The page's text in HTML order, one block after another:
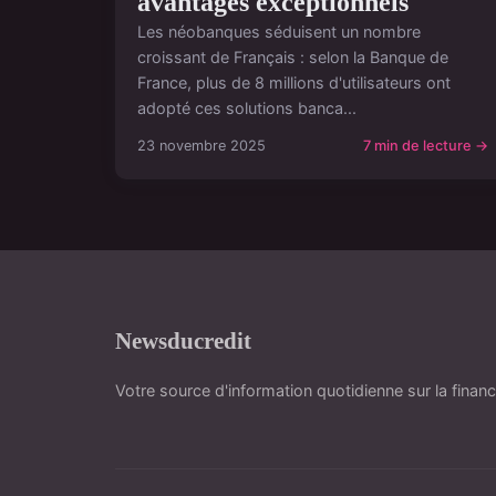
Les néobanques séduisent un nombre
croissant de Français : selon la Banque de
France, plus de 8 millions d'utilisateurs ont
adopté ces solutions banca...
23 novembre 2025 7 min de lecture →
Newsducredit
Votre source d'information quotidienne sur la